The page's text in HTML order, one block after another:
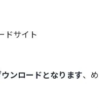
ドサイト
ンロードとなります、め